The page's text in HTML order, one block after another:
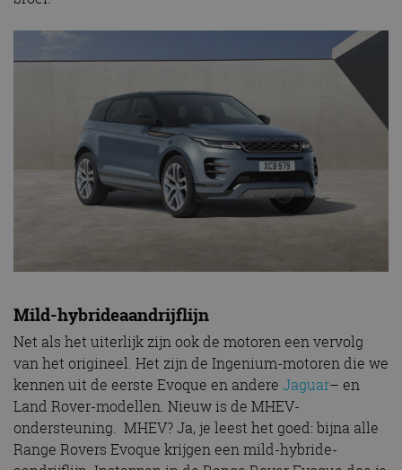
Mild-hybrideaandrijflijn
Net als het uiterlijk zijn ook de motoren een vervolg
van het origineel. Het zijn de Ingenium-motoren die we
kennen uit de eerste Evoque en andere Jaguar– en
Land Rover-modellen. Nieuw is de MHEV-
ondersteuning. MHEV? Ja, je leest het goed: bijna alle
Range Rovers Evoque krijgen een mild-hybride-